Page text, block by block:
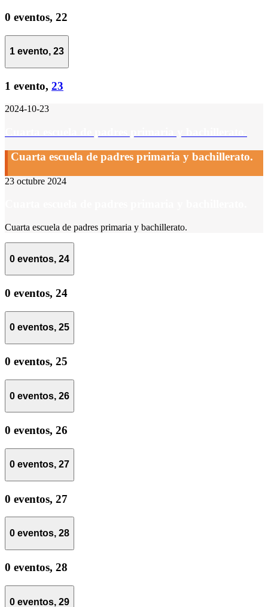
0 eventos, 22
1 evento, 23
1 evento, 23
2024-10-23
Cuarta escuela de padres primaria y bachillerato.
23 octubre 2024
Cuarta escuela de padres primaria y bachillerato.
0 eventos, 24
0 eventos, 24
0 eventos, 25
0 eventos, 25
0 eventos, 26
0 eventos, 26
0 eventos, 27
0 eventos, 27
0 eventos, 28
0 eventos, 28
0 eventos, 29